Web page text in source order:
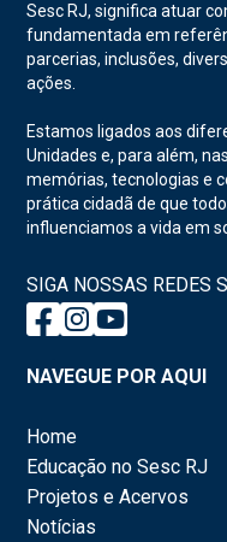
Sesc RJ, significa atuar
fundamentada em
parcerias, inclusões,
ações.
Estamos ligados aos
Unidades e, para além,
memórias, tecnologias e
prática cidadã de que
influenciamos a vida em
SIGA NOSSAS REDES
NAVEGUE POR AQUI
Home
Educação no Sesc RJ
Projetos e Acervos
Notícias